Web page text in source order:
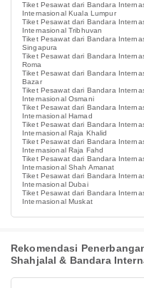
Tiket Pesawat dari Bandara
Internasional Kuala Lumpur
Tiket Pesawat dari Bandara
Internasional Tribhuvan
Tiket Pesawat dari Bandara
Singapura
Tiket Pesawat dari Bandara
Roma
Tiket Pesawat dari Bandara
Bazar
Tiket Pesawat dari Bandara
Internasional Osmani
Tiket Pesawat dari Bandara
Internasional Hamad
Tiket Pesawat dari Bandara
Internasional Raja Khalid
Tiket Pesawat dari Bandara
Internasional Raja Fahd
Tiket Pesawat dari Bandara
Internasional Shah Amanat
Tiket Pesawat dari Bandara
Internasional Dubai
Tiket Pesawat dari Bandara
Internasional Muskat
Rekomendasi
Shahjalal & Bandara